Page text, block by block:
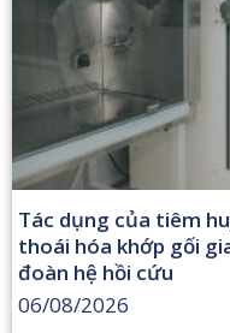
Tác dụng của tiêm
thoái hóa khớp gối
đoàn hệ hồi cứu
06/08/2026